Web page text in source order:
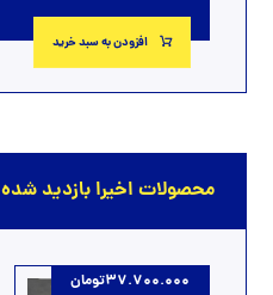
افزودن به سبد خرید
محصولات اخیرا بازدید شده
37.700.000تومان